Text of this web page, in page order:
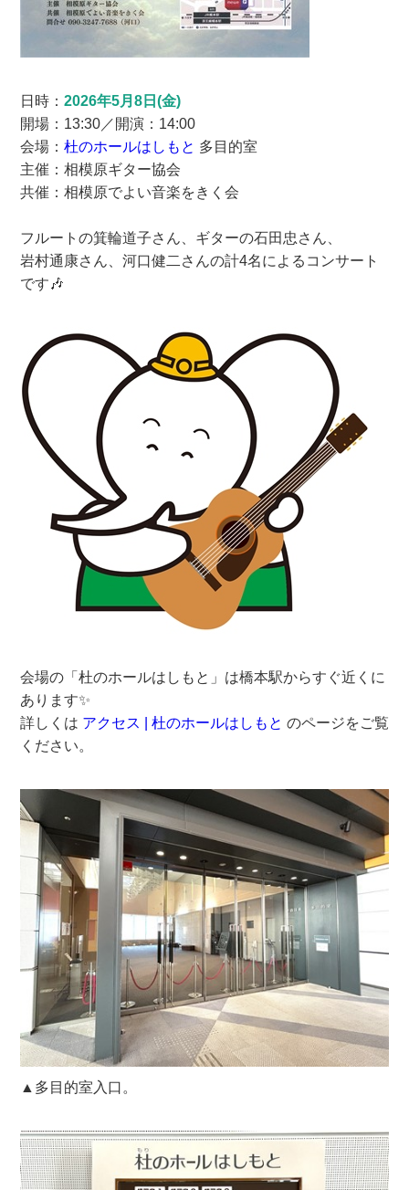
日時： 2026年5月8日(金)
開場：13:30／開演：14:00
会場： 杜のホールはしもと 多目的室
主催：相模原ギター協会
共催：相模原でよい音楽をきく会
フルートの箕輪道子さん、ギターの石田忠さん、
岩村通康さん、河口健二さんの計4名によるコンサート
です🎶
会場の「杜のホールはしもと」は橋本駅からすぐ近くに
あります✨
詳しくは アクセス | 杜のホールはしもと のページをご覧
ください。
▲多目的室入口。